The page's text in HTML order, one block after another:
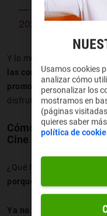
— Fiesta del Cine
2024
Y lo mejor de todo es
las comunidades
promo . Así que busca tu
disfrutar tus palomitas!
Cómo pillar la
Cine 2024
¿Qué hay que hacer ir a
porque este año han
Ya no hace falta
Usamos cookies
analizar cómo
personalizar los
mostramos en
(páginas
quieres saber
política de